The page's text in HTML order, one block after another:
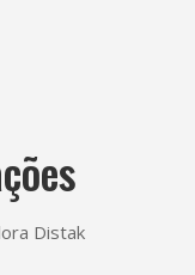
Distak